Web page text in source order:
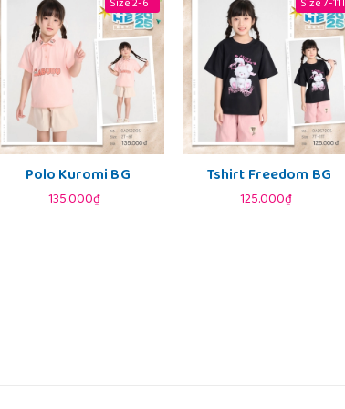
Polo Kuromi BG
135.000₫
Tshirt Freedom BG
125.000₫